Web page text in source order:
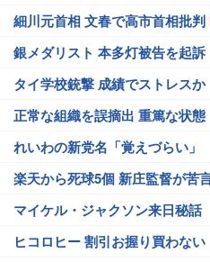
細川元首相 文春で高市首相批判
銀メダリスト 本多灯被告を起訴
タイ学校銃撃 成績でストレスか
正常な組織を誤摘出 重篤な状態
れいわの新党名「覚えづらい」
楽天から死球5個 新庄監督が苦
マイケル・ジャクソン来日秘話
ヒコロヒー 割引お握り買わない